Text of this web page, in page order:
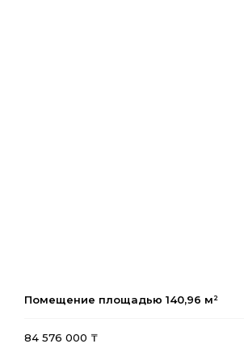
Помещение площадью 140,96 м²
84 576 000 ₸